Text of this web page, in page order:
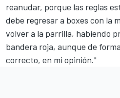
reanudar, porque las reglas
debe regresar a boxes con la
volver a la parrilla, habiendo
bandera roja, aunque de
correcto, en mi opinión."